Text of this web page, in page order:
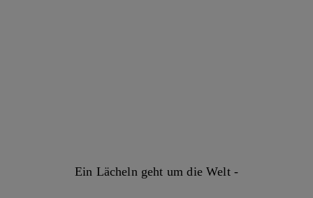
Ein Lächeln geht um die Welt -